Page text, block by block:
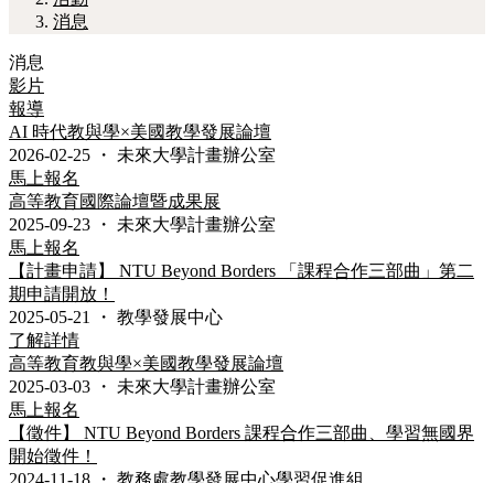
消息
消息
影片
報導
AI 時代教與學×美國教學發展論壇
2026-02-25 ・ 未來大學計畫辦公室
馬上報名
高等教育國際論壇暨成果展
2025-09-23 ・ 未來大學計畫辦公室
馬上報名
【計畫申請】 NTU Beyond Borders 「課程合作三部曲」第二
期申請開放！
2025-05-21
・ 教學發展中心
了解詳情
高等教育教與學×美國教學發展論壇
2025-03-03 ・ 未來大學計畫辦公室
馬上報名
【徵件】 NTU Beyond Borders 課程合作三部曲、學習無國界
開始徵件！
2024-11-18 ・ 教務處教學發展中心學習促進組